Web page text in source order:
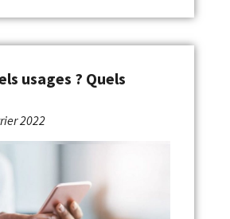
usages ? Quels
2022